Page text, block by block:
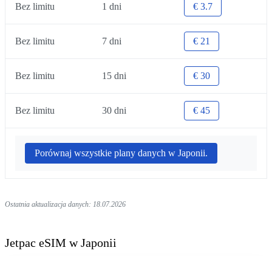
Bez limitu 1 dni € 3.7
Bez limitu 7 dni € 21
Bez limitu 15 dni € 30
Bez limitu 30 dni € 45
Porównaj wszystkie plany danych w Japonii.
Ostatnia aktualizacja danych: 18.07.2026
Jetpac eSIM w Japonii